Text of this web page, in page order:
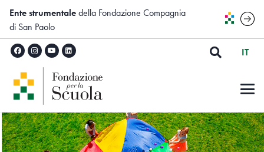
Ente strumentaledella Fondazione Compagnia
di San Paolo